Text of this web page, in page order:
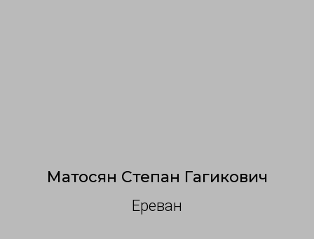
Матосян Степан Гагикович
Ереван